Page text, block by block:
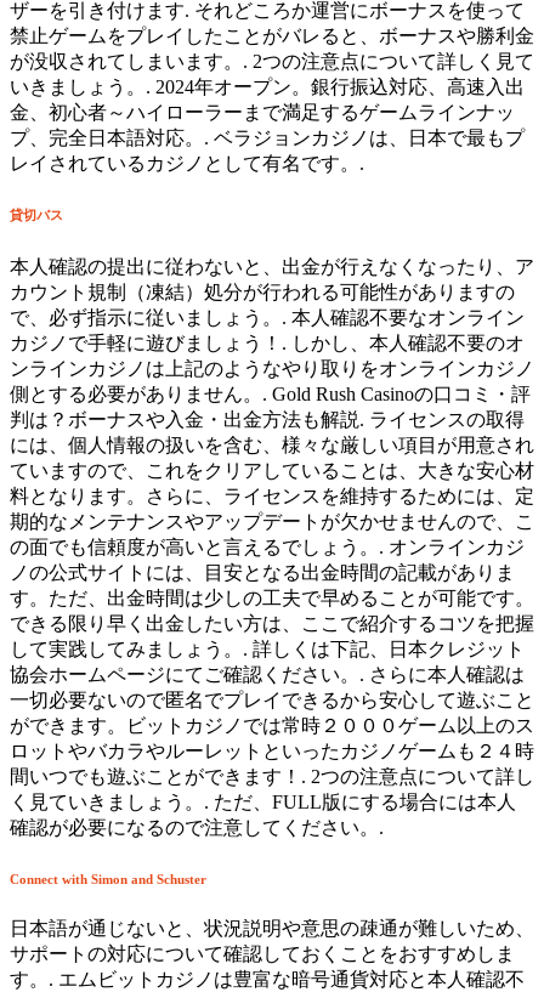
ザーを引き付けます. それどころか運営にボーナスを使って
禁止ゲームをプレイしたことがバレると、ボーナスや勝利金
が没収されてしまいます。. 2つの注意点について詳しく見て
いきましょう。. 2024年オープン。銀行振込対応、高速入出
金、初心者～ハイローラーまで満足するゲームラインナッ
プ、完全日本語対応。. ベラジョンカジノは、日本で最もプ
レイされているカジノとして有名です。.
貸切バス
本人確認の提出に従わないと、出金が行えなくなったり、ア
カウント規制（凍結）処分が行われる可能性がありますの
で、必ず指示に従いましょう。. 本人確認不要なオンライン
カジノで手軽に遊びましょう！. しかし、本人確認不要のオ
ンラインカジノは上記のようなやり取りをオンラインカジノ
側とする必要がありません。. Gold Rush Casinoの口コミ・評
判は？ボーナスや入金・出金方法も解説. ライセンスの取得
には、個人情報の扱いを含む、様々な厳しい項目が用意され
ていますので、これをクリアしていることは、大きな安心材
料となります。さらに、ライセンスを維持するためには、定
期的なメンテナンスやアップデートが欠かせませんので、こ
の面でも信頼度が高いと言えるでしょう。. オンラインカジ
ノの公式サイトには、目安となる出金時間の記載がありま
す。ただ、出金時間は少しの工夫で早めることが可能です。
できる限り早く出金したい方は、ここで紹介するコツを把握
して実践してみましょう。. 詳しくは下記、日本クレジット
協会ホームページにてご確認ください。. さらに本人確認は
一切必要ないので匿名でプレイできるから安心して遊ぶこと
ができます。ビットカジノでは常時２０００ゲーム以上のス
ロットやバカラやルーレットといったカジノゲームも２４時
間いつでも遊ぶことができます！. 2つの注意点について詳し
く見ていきましょう。. ただ、FULL版にする場合には本人
確認が必要になるので注意してください。.
Connect with Simon and Schuster
日本語が通じないと、状況説明や意思の疎通が難しいため、
サポートの対応について確認しておくことをおすすめしま
す。. エムビットカジノは豊富な暗号通貨対応と本人確認不